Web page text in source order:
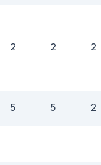
2 2 2
5 5 2